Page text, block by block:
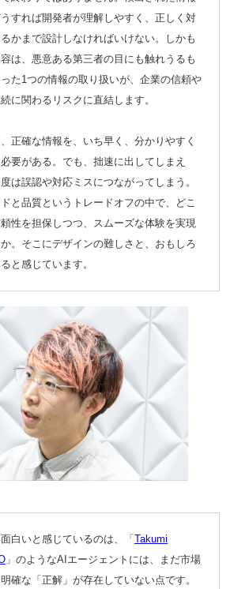
すれば開発者が理解しやすく、正しく対
かまで設計しなければいけない。しかも
は、悪意ある第三者の目にも触れうるも
た1つの情報の取り扱いが、企業の信頼や
に関わるリスクに直結します。
正確な情報を、いち早く、分かりやすく
必要がある。でも、拙速に出してしまえ
は誤認や対応ミスにつながってしまう。
と品質というトレードオフの中で、どこ
頼性を担保しつつ、スムーズな体験を実現
。そこにデザインの難しさと、おもしろ
と感じています。
白いと感じているのは、「 Takumi
」のようなAIエージェントには、まだ市場
確な「正解」が存在していない点です。